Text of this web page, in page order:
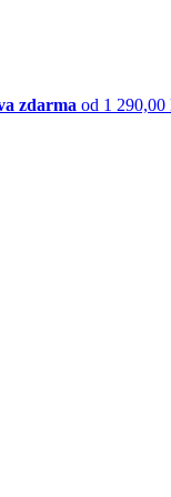
zdarma od 1 290,00